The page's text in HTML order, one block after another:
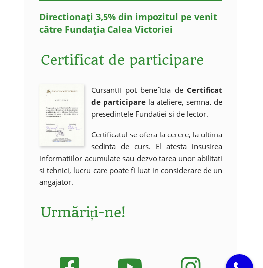
Directionați 3,5% din impozitul pe venit
către Fundația Calea Victoriei
Certificat de participare
Cursantii pot beneficia de Certificat
de participare la ateliere, semnat de
presedintele Fundatiei si de lector.
Certificatul se ofera la cerere, la ultima
sedinta de curs. El atesta insusirea
informatiilor acumulate sau dezvoltarea unor abilitati
si tehnici, lucru care poate fi luat in considerare de un
angajator.
Urmăriți-ne!